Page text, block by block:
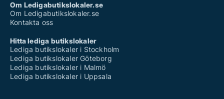
Om Ledigabutikslokaler.se
Om Ledigabutikslokaler.se
Kontakta oss
Hitta lediga butikslokaler
Lediga butikslokaler i Stockholm
Lediga butikslokaler Göteborg
Lediga butikslokaler i Malmö
Lediga butikslokaler i Uppsala